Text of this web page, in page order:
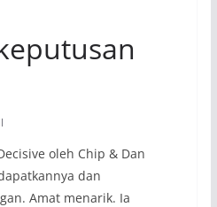
oleh Chip & Dan
dan
Amat menarik. Ia